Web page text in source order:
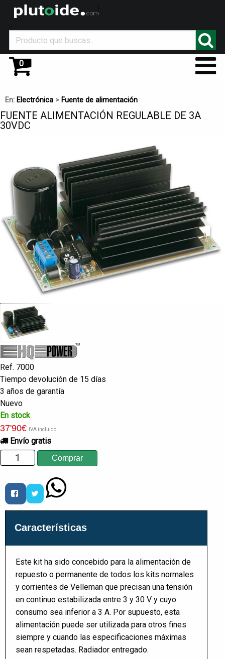
0
En: Electrónica > Fuente de alimentación
FUENTE ALIMENTACIÓN REGULABLE DE 3A
30VDC
Ref. 7000
Tiempo devolución de 15 días
3 años de garantía
Nuevo
En stock
37'90€ IVA incluido
Envío gratis
Características
Este kit ha sido concebido para la alimentación de
repuesto o permanente de todos los kits normales
y corrientes de Velleman que precisan una tensión
en continuo estabilizada entre 3 y 30 V y cuyo
consumo sea inferior a 3 A. Por supuesto, esta
alimentación puede ser utilizada para otros fines
siempre y cuando las especificaciones máximas
sean respetadas. Radiador entregado.